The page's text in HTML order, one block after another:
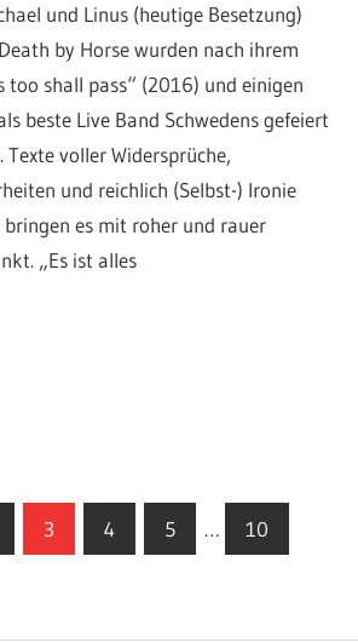
und Linus (heutige Besetzung)
by Horse wurden nach ihrem
too shall pass“ (2016) und einigen
beste Live Band Schwedens gefeiert
Texte voller Widersprüche,
und reichlich (Selbst-) Ironie
es mit roher und rauer
„Es ist alles
3 4 5 … 10